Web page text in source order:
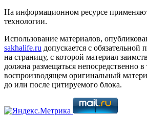
На информационном ресурсе
технологии.
Использование материалов,
sakhalife.ru допускается с обязательной
на страницу, с которой материал
должна размещаться непосредственно в
воспроизводящем оригинальный
до или после цитируемого блока.